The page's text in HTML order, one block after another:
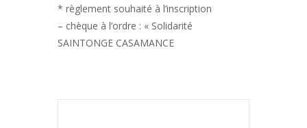
* règlement souhaité à l’inscription
– chèque à l’ordre : « Solidarité
SAINTONGE CASAMANCE